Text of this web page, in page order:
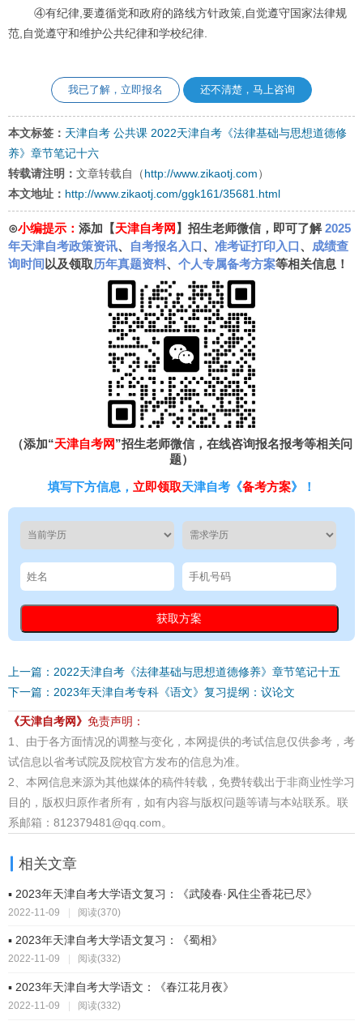
④有纪律,要遵循党和政府的路线方针政策,自觉遵守国家法律规
范,自觉遵守和维护公共纪律和学校纪律.
我已了解，立即报名 还不清楚，马上咨询
本文标签： 天津自考 公共课 2022天津自考《法律基础与思想道德修
养》章节笔记十六
转载请注明： 文章转载自（ http://www.zikaotj.com ）
本文地址： http://www.zikaotj.com/ggk161/35681.html
⊙小编提示： 添加【天津自考网 】招生老师微信，即可了解2025
年天津自考政策资讯、 自考报名入口、 准考证打印入口、 成绩查
询时间以及领取历年真题资料、 个人专属备考方案等相关信息！
（添加“天津自考网”招生老师微信，在线咨询报名报考等相关问
题）
填写下方信息， 立即领取天津自考《备考方案》！
上一篇：2022天津自考《法律基础与思想道德修养》章节笔记十五
下一篇：2023年天津自考专科《语文》复习提纲：议论文
《天津自考网》 免责声明：
1、由于各方面情况的调整与变化，本网提供的考试信息仅供参考，考
试信息以省考试院及院校官方发布的信息为准。
2、本网信息来源为其他媒体的稿件转载，免费转载出于非商业性学习
目的，版权归原作者所有，如有内容与版权问题等请与本站联系。联
系邮箱：812379481@qq.com。
相关文章
▪ 2023年天津自考大学语文复习：《武陵春·风住尘香花已尽》
2022-11-09 | 阅读(370)
▪ 2023年天津自考大学语文复习：《蜀相》
2022-11-09 阅读(332)
▪ 2023年天津自考大学语文：《春江花月夜》
2022-11-09 | 阅读(332)